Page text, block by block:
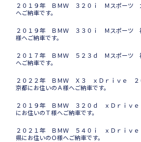
２０１９年 ＢＭＷ ３２０ｉ Ｍスポーツ
へご納車です。
２０１９年 ＢＭＷ ３３０ｉ Ｍスポーツ
様へご納車です。
２０１７年 ＢＭＷ ５２３ｄ Ｍスポーツ
へご納車です。
２０２２年 ＢＭＷ Ｘ３ ｘＤｒｉｖｅ
京都にお住いのＡ様へご納車です。
２０１９年 ＢＭＷ ３２０ｄ ｘＤｒｉｖ
にお住いのＴ様へご納車です。
２０２１年 ＢＭＷ ５４０ｉ ｘＤｒｉｖ
県にお住いのＯ様へご納車です。